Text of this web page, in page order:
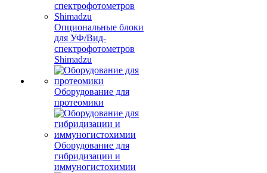
Опциональные блоки
для УФ/Вид-
спектрофотометров
Shimadzu
Оборудование для
протеомики
Оборудование для
гибридизации и
иммуногистохимии